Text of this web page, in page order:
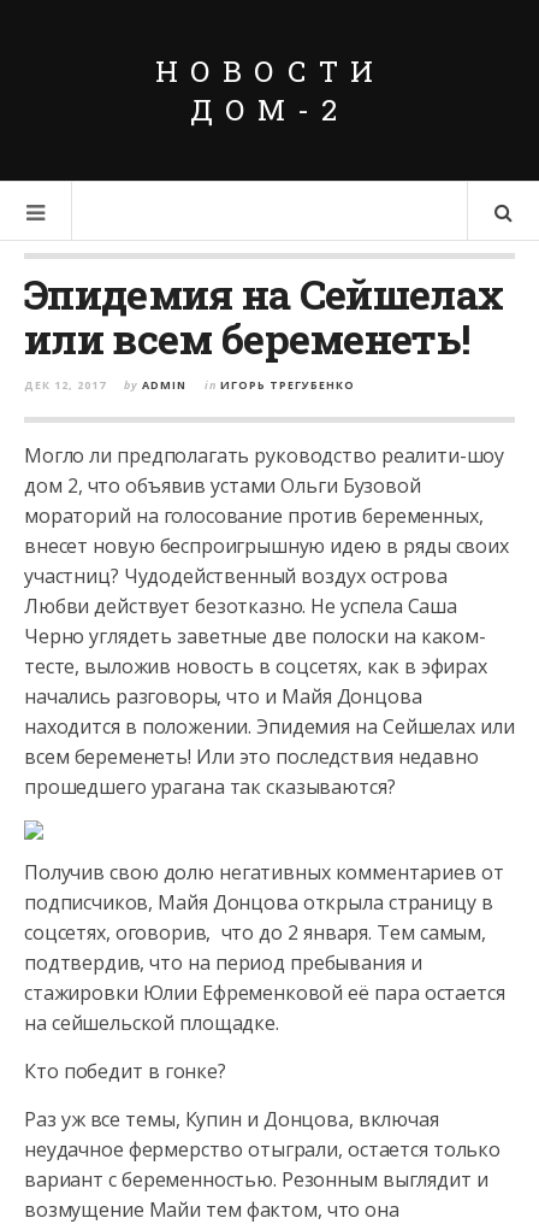
НОВОСТИ
ДОМ-2
Эпидемия на Сейшелах
или всем беременеть!
ДЕК 12, 2017 by ADMIN in ИГОРЬ ТРЕГУБЕНКО
Могло ли предполагать руководство реалити-шоу
дом 2, что объявив устами Ольги Бузовой
мораторий на голосование против беременных,
внесет новую беспроигрышную идею в ряды своих
участниц? Чудодейственный воздух острова
Любви действует безотказно. Не успела Саша
Черно углядеть заветные две полоски на каком-
тесте, выложив новость в соцсетях, как в эфирах
начались разговоры, что и Майя Донцова
находится в положении. Эпидемия на Сейшелах или
всем беременеть! Или это последствия недавно
прошедшего урагана так сказываются?
Получив свою долю негативных комментариев от
подписчиков, Майя Донцова открыла страницу в
соцсетях, оговорив, что до 2 января. Тем самым,
подтвердив, что на период пребывания и
стажировки Юлии Ефременковой её пара остается
на сейшельской площадке.
Кто победит в гонке?
Раз уж все темы, Купин и Донцова, включая
неудачное фермерство отыграли, остается только
вариант с беременностью. Резонным выглядит и
возмущение Майи тем фактом, что она